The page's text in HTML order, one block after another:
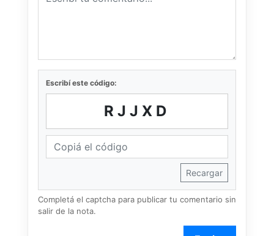
Escribí este código:
RJJXD
Recargar
Completá el captcha para publicar tu comentario sin
salir de la nota.